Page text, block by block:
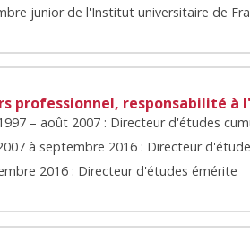
junior de l'Institut universitaire de
professionnel, responsabilité à
– août 2007 : Directeur d'études
à septembre 2016 : Directeur
2016 : Directeur d'études émérite